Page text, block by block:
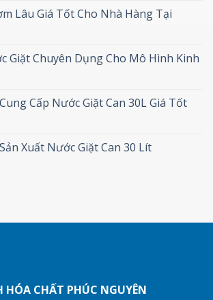
Lâu Giá Tốt Cho Nhà Hàng Tại
Giặt Chuyên Dụng Cho Mô Hình Kinh
Cấp Nước Giặt Can 30L Giá Tốt
Xuất Nước Giặt Can 30 Lít
HÓA CHẤT PHÚC NGUYÊN